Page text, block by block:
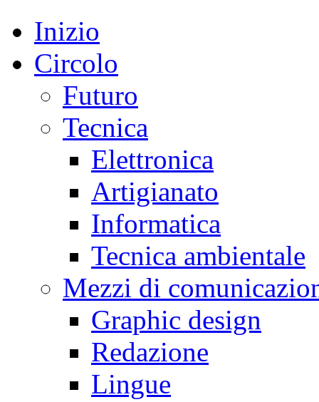
Inizio
Circolo
Futuro
Tecnica
Elettronica
Artigianato
Informatica
Tecnica ambientale
Mezzi di
Graphic design
Redazione
Lingue